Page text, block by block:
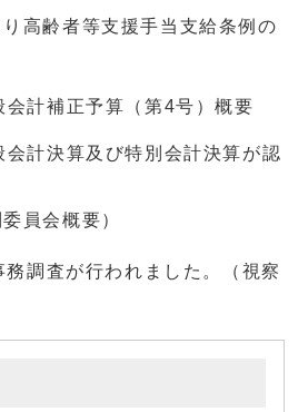
高齢者等支援手当支給条例の
計補正予算（第4号）概要
計決算及び特別会計決算が認
員会概要）
調査が行われました。（視察